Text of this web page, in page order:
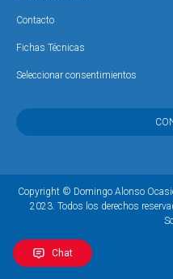
Chat
Contacto
Fichas Técnicas
Seleccionar consentimientos
Copyright © Domingo Alonso
2023. Todos los derechos